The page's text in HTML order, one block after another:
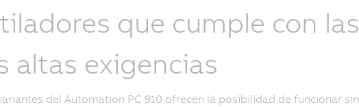
que cumple con las
altas exigencias
del Automation PC 910 ofrecen la posibilidad de funcionar sin